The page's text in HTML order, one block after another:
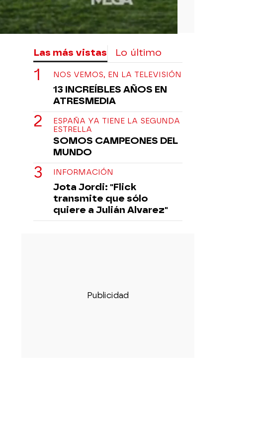
Las más vistas Lo último
NOS VEMOS, EN LA TELEVISIÓN
13 INCREÍBLES AÑOS EN
ATRESMEDIA
ESPAÑA YA TIENE LA SEGUNDA
ESTRELLA
SOMOS CAMPEONES DEL
MUNDO
INFORMACIÓN
Jota Jordi: "Flick
transmite que sólo
quiere a Julián Alvarez"